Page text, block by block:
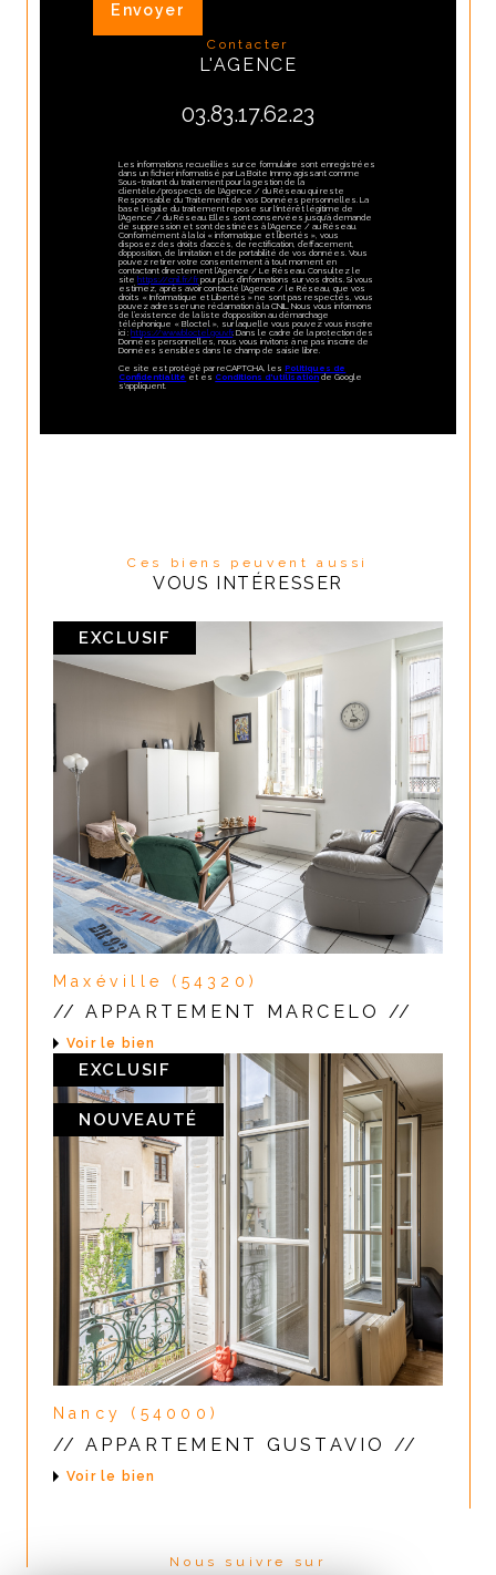
Envoyer
contacter
L'AGENCE
03.83.17.62.23
Les informations recueillies sur ce formulaire sont enregistrées
dans un fichier informatisé par La Boite Immo agissant comme
Sous-traitant du traitement pour la gestion de la
clientèle/prospects de l'Agence / du Réseau qui reste
Responsable du Traitement de vos Données personnelles. La
base légale du traitement repose sur l'intérêt légitime de
l'Agence / du Réseau. Elles sont conservées jusqu'à demande
de suppression et sont destinées à l'Agence / au Réseau.
Conformément à la loi « informatique et libertés », vous
disposez des droits d’accès, de rectification, d’effacement,
d’opposition, de limitation et de portabilité de vos données. Vous
pouvez retirer votre consentement à tout moment en
contactant directement l’Agence / Le Réseau. Consultez le
site https://cnil.fr/frpour plus d’informations sur vos droits. Si vous
estimez, après avoir contacté l'Agence / le Réseau, que vos
droits « Informatique et Libertés » ne sont pas respectés, vous
pouvez adresser une réclamation à la CNIL. Nous vous informons
de l’existence de la liste d'opposition au démarchage
téléphonique « Bloctel », sur laquelle vous pouvez vous inscrire
ici : https://www.bloctel.gouv.fr. Dans le cadre de la protection des
Données personnelles, nous vous invitons à ne pas inscrire de
Données sensibles dans le champ de saisie libre.
Ce site est protégé par reCAPTCHA, lesPolitiques de
Confidentialité et es Conditions d'utilisation de Google
s'appliquent.
Ces biens peuvent aussi
VOUS INTÉRESSER
EXCLUSIF
Maxéville (54320)
// APPARTEMENT MARCELO //
Voir le bien
EXCLUSIF
NOUVEAUTÉ
Nancy (54000)
// APPARTEMENT GUSTAVIO //
Voir le bien
Nous suivre sur